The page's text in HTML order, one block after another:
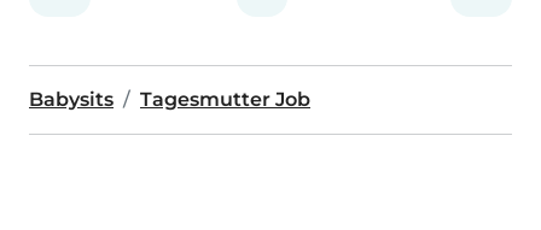
Babysits Tagesmutter Job